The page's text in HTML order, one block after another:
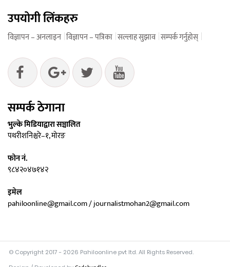
उपयोगी लिंकहरु
विज्ञापन – अनलाइन विज्ञापन – पत्रिका सल्लाह सुझाव सम्पर्क गर्नुहोस्
सम्पर्क ठेगाना
भुल्के मिडियाद्वारा सञ्चालित
पथरीशनिश्चरे–१, मोरङ
फोन नं.
९८४२०४७१४२
इमेल
pahiloonline@gmail.com / journalistmohan2@gmail.com
© Copyright 2017 - 2026 Pahiloonline pvt ltd. All Rights Reserved.